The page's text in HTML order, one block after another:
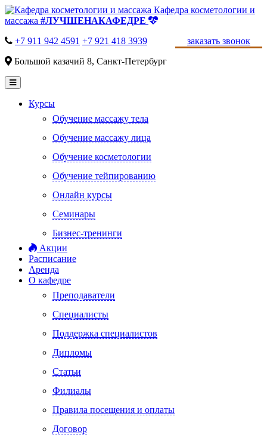
Кафедра косметологии и
массажа #ЛУЧШЕНАКАФЕДРЕ
заказать звонок
+7 911 942 4591 +7 921 418 3939
Большой казачий 8, Санкт-Петербург
Курсы
Обучение массажу тела
Обучение массажу лица
Обучение косметологии
Обучение тейпированию
Онлайн курсы
Семинары
Бизнес-тренинги
Акции
Расписание
Аренда
О кафедре
Преподаватели
Специалисты
Поддержка специалистов
Дипломы
Статьи
Филиалы
Правила посещения и оплаты
Договор